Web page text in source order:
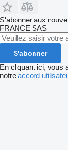
S'abonner aux
FRANCE SAS
S'abonner
En cliquant ici, vous
notre accord